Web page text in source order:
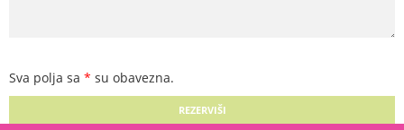
Sva polja sa * su obavezna.